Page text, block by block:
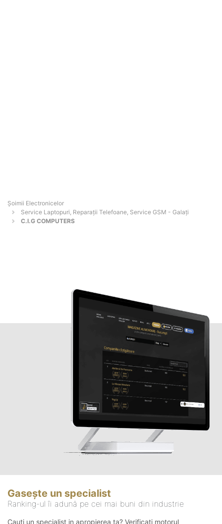
Șoimii Electronicelor
Service Laptopuri, Reparații Telefoane, Service GSM - Galaţi
C.I.G COMPUTERS
Gasește un specialist
Ranking-ul îi adună pe cei mai buni din industrie
Cauți un specialist in apropierea ta? Verificați motorul